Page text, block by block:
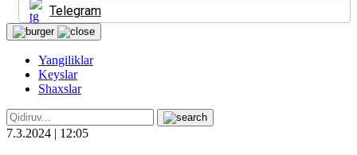
Telegram
Yangiliklar
Keyslar
Shaxslar
7.3.2024 | 12:05